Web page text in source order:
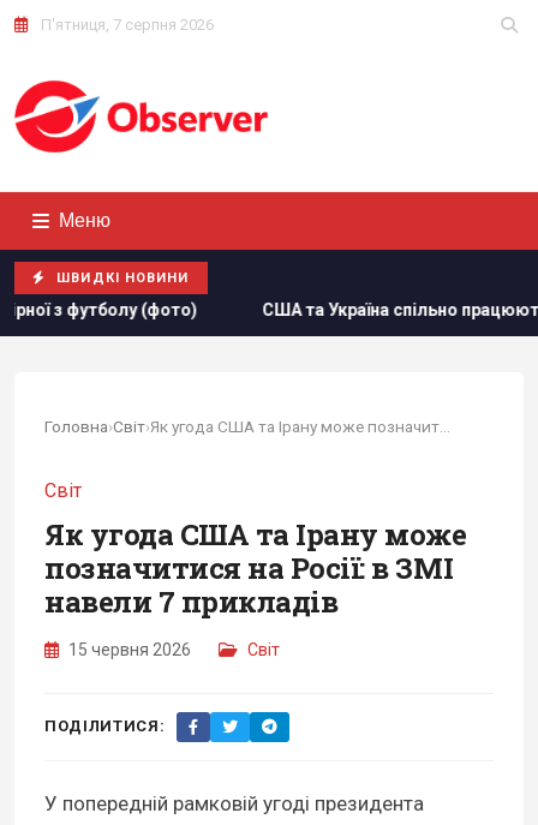
П'ятниця, 7 серпня 2026
Меню
ШВИДКІ НОВИНИ
спільно працюють над оновленням ракет для ППО С-300, –
Головна›Світ›
Світ
Як угода США та Ірану може
позначитися на Росії: в ЗМІ
навели 7 прикладів
15 червня 2026 Світ
ПОДІЛИТИСЯ:
У попередній рамковій угоді президента